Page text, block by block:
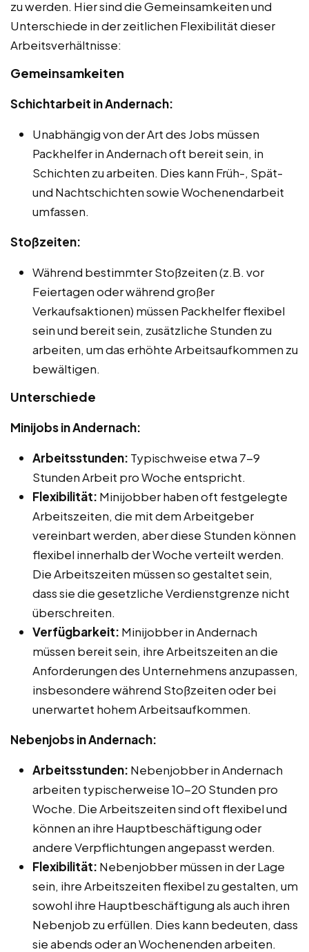
zu werden. Hier sind die Gemeinsamkeiten und
Unterschiede in der zeitlichen Flexibilität dieser
Arbeitsverhältnisse:
Gemeinsamkeiten
Schichtarbeit in Andernach:
Unabhängig von der Art des Jobs müssen
Packhelfer in Andernach oft bereit sein, in
Schichten zu arbeiten. Dies kann Früh-, Spät-
und Nachtschichten sowie Wochenendarbeit
umfassen.
Stoßzeiten:
Während bestimmter Stoßzeiten (z.B. vor
Feiertagen oder während großer
Verkaufsaktionen) müssen Packhelfer flexibel
sein und bereit sein, zusätzliche Stunden zu
arbeiten, um das erhöhte Arbeitsaufkommen zu
bewältigen.
Unterschiede
Minijobs in Andernach:
Arbeitsstunden: Typischweise etwa 7-9
Stunden Arbeit pro Woche entspricht.
Flexibilität: Minijobber haben oft festgelegte
Arbeitszeiten, die mit dem Arbeitgeber
vereinbart werden, aber diese Stunden können
flexibel innerhalb der Woche verteilt werden.
Die Arbeitszeiten müssen so gestaltet sein,
dass sie die gesetzliche Verdienstgrenze nicht
überschreiten.
Verfügbarkeit: Minijobber in Andernach
müssen bereit sein, ihre Arbeitszeiten an die
Anforderungen des Unternehmens anzupassen,
insbesondere während Stoßzeiten oder bei
unerwartet hohem Arbeitsaufkommen.
Nebenjobs in Andernach:
Arbeitsstunden: Nebenjobber in Andernach
arbeiten typischerweise 10-20 Stunden pro
Woche. Die Arbeitszeiten sind oft flexibel und
können an ihre Hauptbeschäftigung oder
andere Verpflichtungen angepasst werden.
Flexibilität: Nebenjobber müssen in der Lage
sein, ihre Arbeitszeiten flexibel zu gestalten, um
sowohl ihre Hauptbeschäftigung als auch ihren
Nebenjob zu erfüllen. Dies kann bedeuten, dass
sie abends oder an Wochenenden arbeiten.